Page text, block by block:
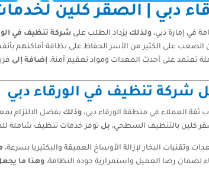
دبي | الصقر كلين
في إمارة دبي،ولذلك يزداد الطلب علىشركة تنظيف في
الصعب على الكثير من الأسر الحفاظ على نظافة أماكنهم
تعتمد على أحدث المعدات ومواد تعقيم آمنة، إضافة إلى
شركة تنظيف في الورقاء دبي
ثقة العملاء في منطقة الورقاء دبي،وذلك بفضل الالتزام
كلين بالتنظيف السطحي، بل توفر خدمات تنظيف شاملة
وتقنيات البخار لإزالة الأوساخ العميقة والبكتيريا بسرعة،
لضمان رضا العميل واستمرارية جودة النظافة،وهذا ما